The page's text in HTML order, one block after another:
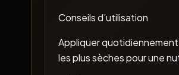
Conseils d’utilisation
Appliquer quotidiennement
les plus sèches pour une